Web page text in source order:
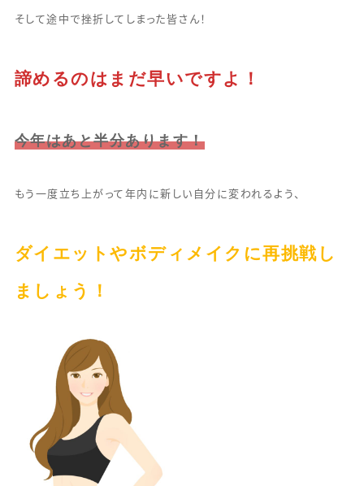
そして途中で挫折してしまった皆さん！
諦めるのはまだ早いですよ！
今年はあと半分あります！
もう一度立ち上がって年内に新しい自分に変われるよう、
ダイエットやボディメイクに再挑戦し
ましょう！